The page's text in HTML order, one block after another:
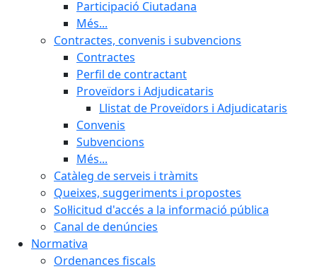
Participació Ciutadana
Més...
Contractes, convenis i subvencions
Contractes
Perfil de contractant
Proveïdors i Adjudicataris
Llistat de Proveïdors i Adjudicataris
Convenis
Subvencions
Més...
Catàleg de serveis i tràmits
Queixes, suggeriments i propostes
Sol·licitud d'accés a la informació pública
Canal de denúncies
Normativa
Ordenances fiscals